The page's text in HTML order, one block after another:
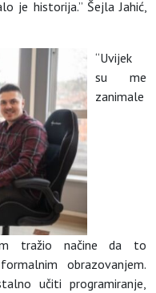
je historija.” Šejla Jahić,
“Uvijek
su me
zanimale
tražio načine da to
obrazovanjem.
učiti programiranje,